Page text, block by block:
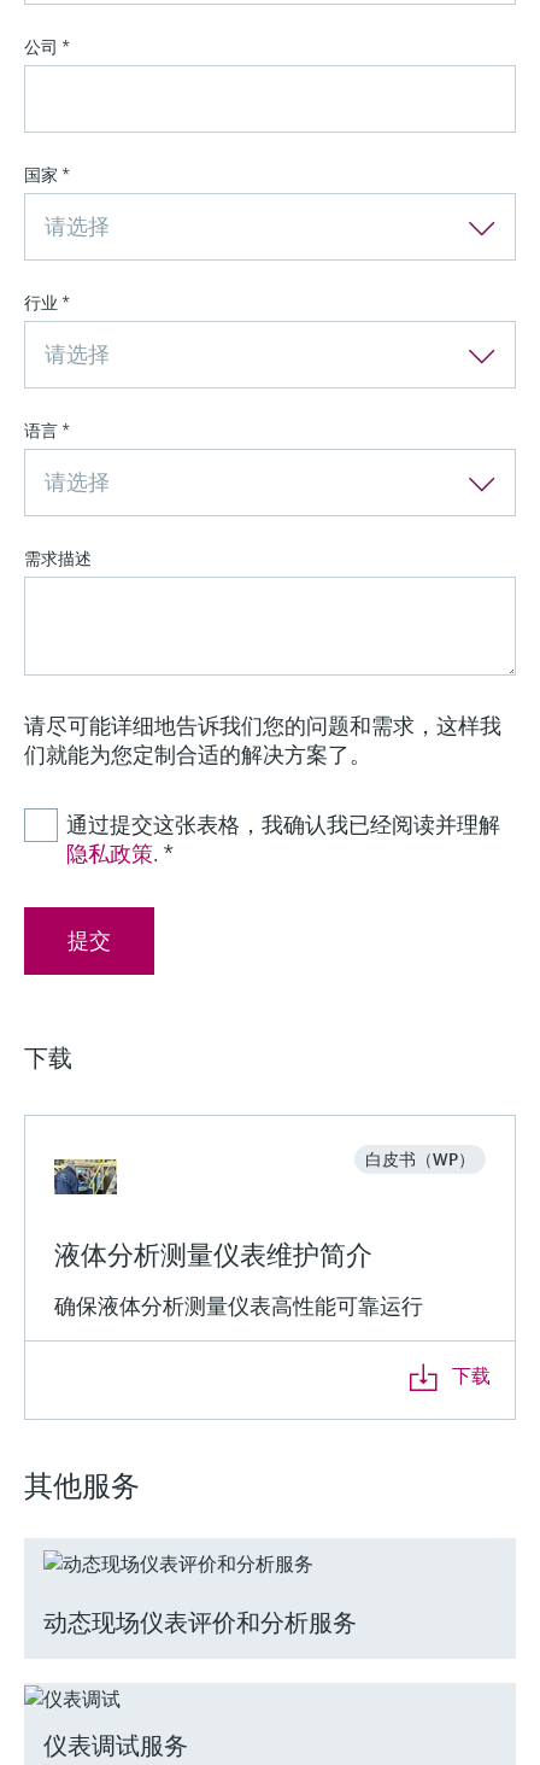
公司 *
国家 *
请选择
行业 *
请选择
语言 *
请选择
需求描述
请尽可能详细地告诉我们您的问题和需求，这样我
们就能为您定制合适的解决方案了。
通过提交这张表格，我确认我已经阅读并理解
隐私政策. *
提交
下载
白皮书（WP）
液体分析测量仪表维护简介
确保液体分析测量仪表高性能可靠运行
下载
其他服务
动态现场仪表评价和分析服务
仪表调试服务